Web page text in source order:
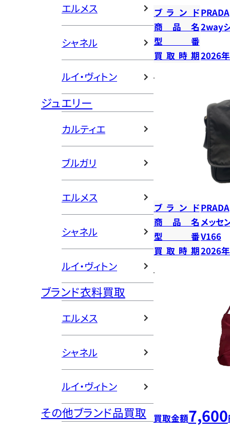
エルメス
シャネル
ルイ・ヴィトン
ジュエリー
カルティエ
ブルガリ
エルメス
シャネル
ルイ・ヴィトン
ブランド衣料買取
エルメス
シャネル
ルイ・ヴィトン
その他ブランド品買取
ブランドPRADA
商品名2way
型番
買取時期2026
ブランドPRADA
商品名 メッセ
型番V166
買取時期2026
買取金額7,600